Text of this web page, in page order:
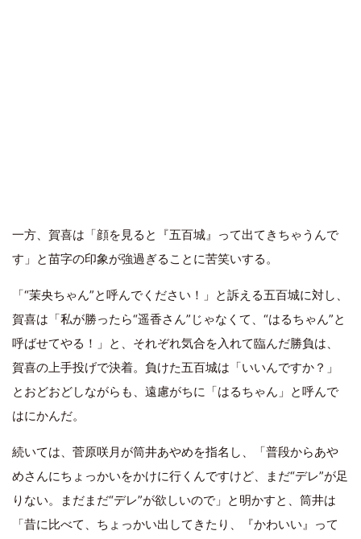
一方、賀喜は「顔を見ると『五百城』って出てきちゃうんで
す」と苗字の印象が強過ぎることに苦笑いする。
「“茉央ちゃん”と呼んでください！」と訴える五百城に対し、
賀喜は「私が勝ったら“遥香さん”じゃなくて、“はるちゃん”と
呼ばせてやる！」と、それぞれ気合を入れて臨んだ勝負は、
賀喜の上手投げで決着。負けた五百城は「いいんですか？」
とおどおどしながらも、遠慮がちに「はるちゃん」と呼んで
はにかんだ。
続いては、菅原咲月が筒井あやめを指名し、「普段からあや
めさんにちょっかいをかけに行くんですけど、まだ“デレ”が足
りない。まだまだ“デレ”が欲しいので」と明かすと、筒井は
「昔に比べて、ちょっかい出してきたり、『かわいい』って